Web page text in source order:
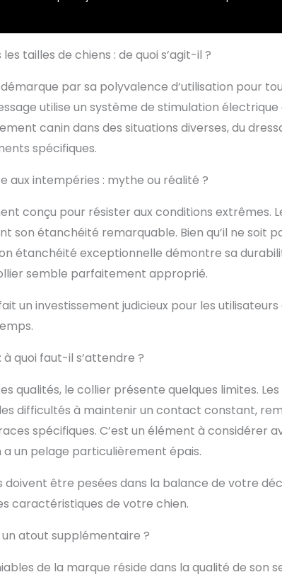
tailles de chiens : de quoi s’agit-il ?
par sa polyvalence d’utilisation pour
utilise un système de stimulation
canin dans des situations diverses, du
spécifiques.
aux intempéries : mythe ou réalité ?
conçu pour résister aux conditions extrêmes.
son étanchéité remarquable. Bien qu’il ne soit
étanchéité exceptionnelle démontre sa
semble parfaitement approprié.
un investissement judicieux pour les
quoi faut-il s’attendre ?
qualités, le collier présente quelques limites.
difficultés à maintenir un contact constant,
spécifiques. C’est un élément à considérer
un pelage particulièrement épais.
être pesées dans la balance de votre
caractéristiques de votre chien.
atout supplémentaire ?
de la marque réside dans la qualité de son